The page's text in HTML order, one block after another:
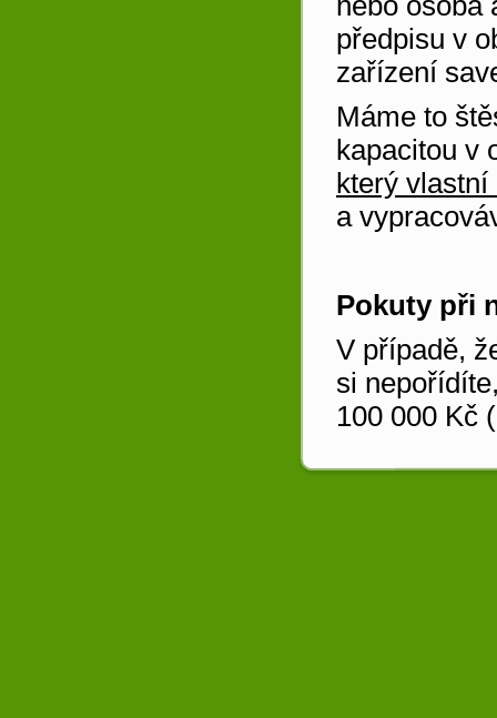
předpisu v
zařízení
Máme to
kapacitou
který
a
Pokuty při
V případě,
si
100 000 Kč